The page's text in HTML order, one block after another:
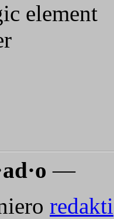
element
—
redakti